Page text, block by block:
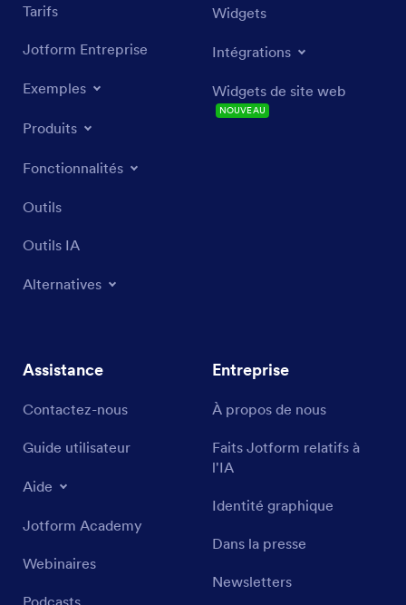
Tarifs
Jotform Entreprise
Exemples
Produits
Fonctionnalités
Outils
Outils IA
Alternatives
Widgets
Intégrations
Widgets de site web
NOUVEAU
Assistance
Contactez-nous
Guide utilisateur
Aide
Jotform Academy
Webinaires
Podcasts
Entreprise
À propos de nous
Faits Jotform relatifs à
l'IA
Identité graphique
Dans la presse
Newsletters